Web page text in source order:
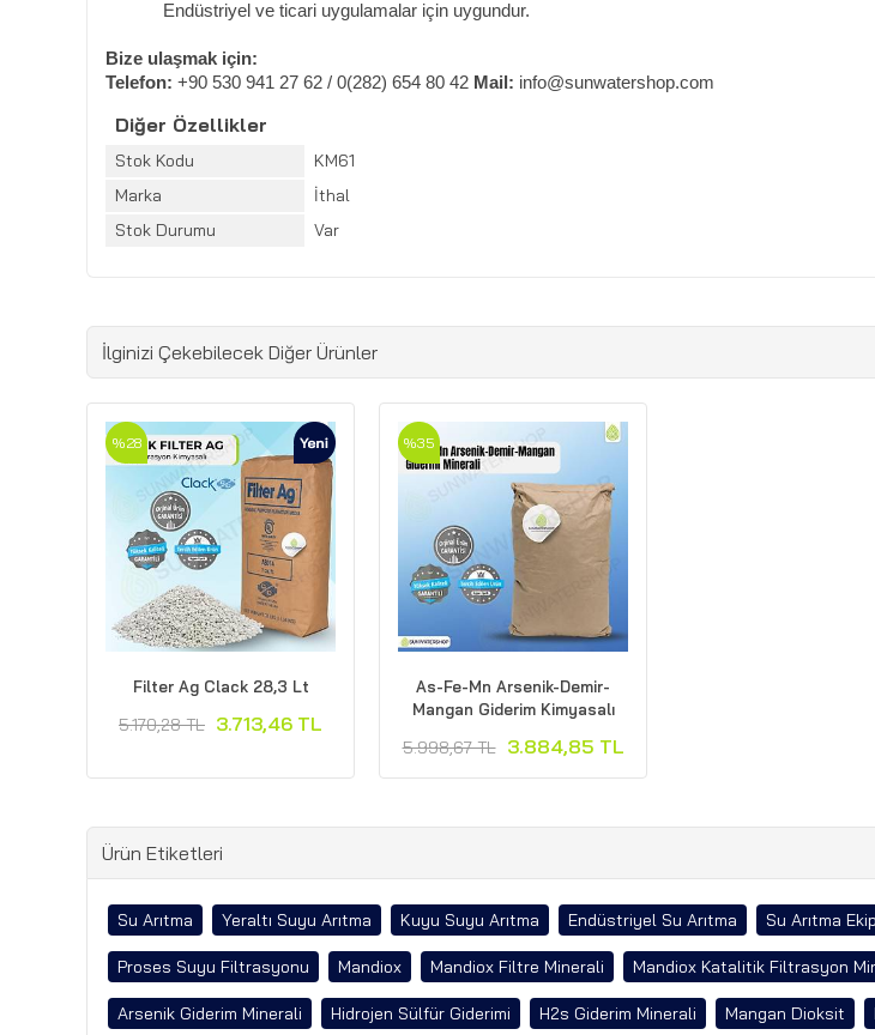
Endüstriyel ve ticari uygulamalar için uygundur.
Bize ulaşmak için:
Telefon: +90 530 941 27 62 / 0(282) 654 80 42 Mail: info@sunwatershop.com
Diğer Özellikler
Stok Kodu
KM61
Marka
İthal
Stok Durumu
Var
İlginizi Çekebilecek Diğer Ürünler
Filter Ag Clack 28,3 Lt
5.170,28 TL 3.713,46 TL
%28
As-Fe-Mn Arsenik-Demir-
Mangan Giderim Kimyasalı
5.998,67 TL 3.884,85 TL
%35
Ürün Etiketleri
Su Arıtma Yeraltı Suyu Arıtma Kuyu Suyu Arıtma Endüstriyel Su Arıtma Su Arıtma
Proses Suyu Filtrasyonu Mandiox Mandiox Filtre Minerali Mandiox Katalitik Filtrasyon
Arsenik Giderim Minerali Hidrojen Sülfür Giderimi H2s Giderim Minerali Mangan Dioksit